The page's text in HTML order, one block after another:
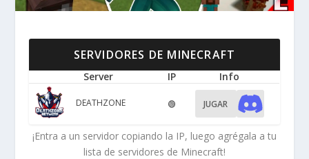
SERVIDORES DE MINECRAFT
Server IP Info
DEATHZONE 🟢 JUGAR
¡Entra a un servidor copiando la IP, luego agrégala a tu
lista de servidores de Minecraft!